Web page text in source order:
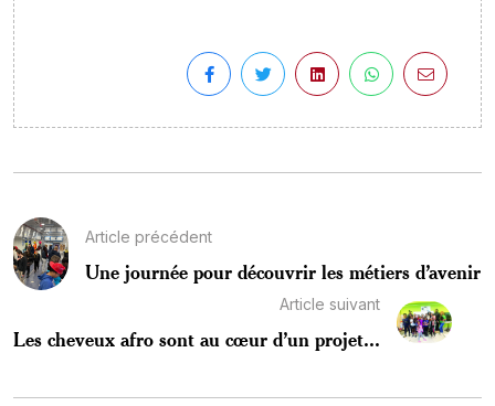
Article précédent
Une journée pour découvrir les métiers d’avenir
Article suivant
Les cheveux afro sont au cœur d’un projet...